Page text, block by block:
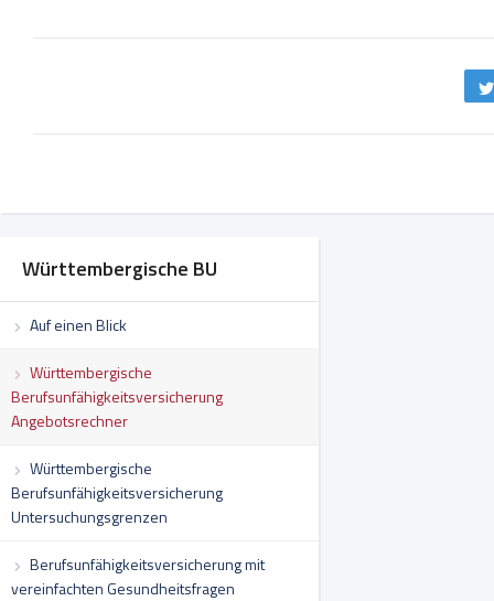
Württembergische BU
Auf einen Blick
Württembergische
Berufsunfähigkeitsversicherung
Angebotsrechner
Württembergische
Berufsunfähigkeitsversicherung
Untersuchungsgrenzen
Berufsunfähigkeitsversicherung mit
vereinfachten Gesundheitsfragen